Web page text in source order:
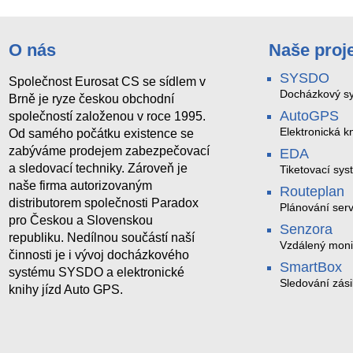
O nás
Společnost Eurosat CS se sídlem v
Brně je ryze českou obchodní
společností založenou v roce 1995.
Od samého počátku existence se
zabýváme prodejem zabezpečovací
a sledovací techniky. Zároveň je
naše firma autorizovaným
distributorem společnosti Paradox
pro Českou a Slovenskou
republiku. Nedílnou součástí naší
činnosti je i vývoj docházkového
systému SYSDO a elektronické
knihy jízd Auto GPS.
Naše
SYSDO
Docházkový
AutoGPS
Elektronická
EDA
Tiketovací
Routeplan
Plánování
Senzora
Vzdálený
SmartBox
Sledování